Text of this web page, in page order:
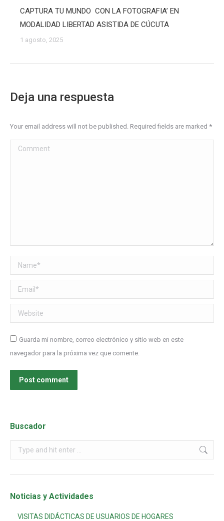
CAPTURA TU MUNDO CON LA FOTOGRAFIA’ EN
MODALIDAD LIBERTAD ASISTIDA DE CÚCUTA
1 agosto, 2025
Deja una respuesta
Your email address will not be published. Required fields are marked *
Comment
Name *
Email *
Website
Guarda mi nombre, correo electrónico y sitio web en este
navegador para la próxima vez que comente.
Post comment
Buscador
Noticias y Actividades
VISITAS DIDÁCTICAS DE USUARIOS DE HOGARES